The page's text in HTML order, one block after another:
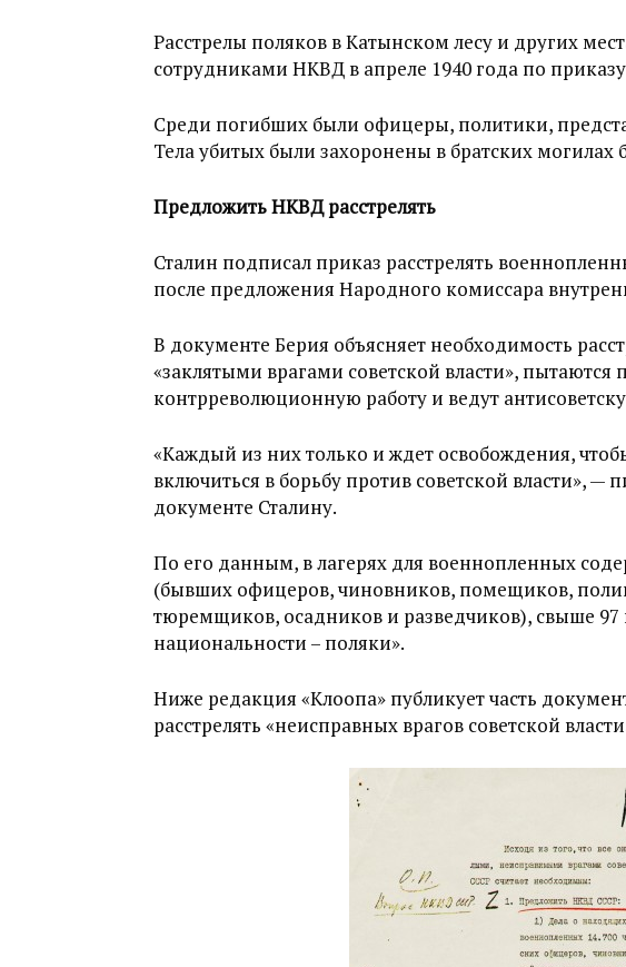
Расстрелы поляков в Катынском лесу и других
сотрудниками НКВД в апреле 1940 года по
Среди погибших были офицеры, политики,
Тела убитых были захоронены в братских могилах
Предложить НКВД расстрелять
Сталин подписал приказ расстрелять
после предложения Народного комиссара
В документе Берия объясняет необходимость
«заклятыми врагами советской власти», пытаются
контрреволюционную работу и ведут
«Каждый из них только и ждет освобождения,
включиться в борьбу против советской власти», —
документе Сталину.
По его данным, в лагерях для военнопленных
(бывших офицеров, чиновников, помещиков,
тюремщиков, осадников и разведчиков), свыше 97
национальности – поляки».
Ниже редакция «Клоопа» публикует часть
расстрелять «неисправных врагов советской